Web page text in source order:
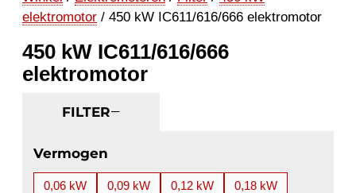
elektromotor / 450 kW IC611/616/666 elektromotor
450 kW IC611/616/666
elektromotor
FILTER
Vermogen
0,06 kW 0,09 kW 0,12 kW
0,18 kW